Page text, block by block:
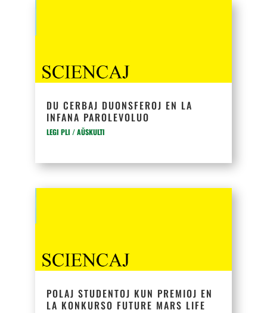
DU CERBAJ DUONSFEROJ EN LA
INFANA PAROLEVOLUO
LEGI PLI / AŬSKULTI
POLAJ STUDENTOJ KUN PREMIOJ EN
LA KONKURSO FUTURE MARS LIFE